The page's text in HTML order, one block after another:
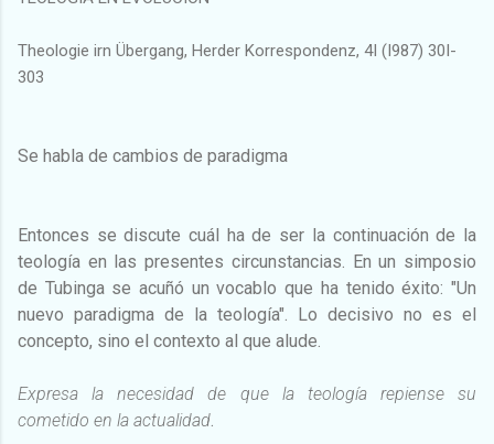
Theologie irn Übergang, Herder Korrespondenz, 4I (I987) 30I-
303
Se habla de cambios de paradigma
Entonces se discute cuál ha de ser la continuación de la
teología en las presentes circunstancias. En un simposio
de Tubinga se acuñó un vocablo que ha tenido éxito: "Un
nuevo paradigma de la teología". Lo decisivo no es el
concepto, sino el contexto al que alude.
Expresa la necesidad de que la teología repiense su
cometido en la actualidad